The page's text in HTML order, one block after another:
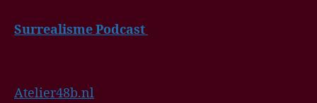
Surrealisme Podcast
Atelier48b.nl